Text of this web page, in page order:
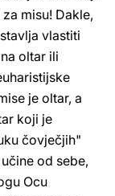
misu! Dakle,
vlastiti
oltar ili
je oltar, a
koji je
čovječjih"
od sebe,
Ocu